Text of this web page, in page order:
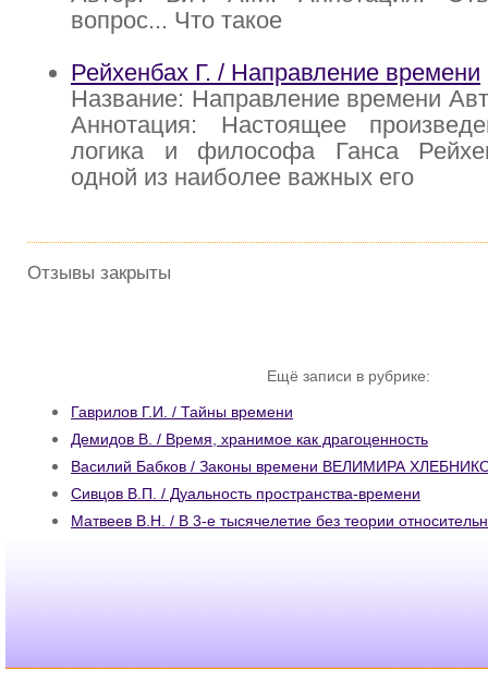
вопрос... Что такое
Рейхенбах Г. / Направление времени
Название: Направление времени
Аннотация: Настоящее
логика и философа Ганса
одной из наиболее важных его
Отзывы закрыты
Ещё записи в рубрике:
Гаврилов Г.И. / Тайны времени
Демидов В. / Время, хранимое как драгоценность
Василий Бабков / Законы времени ВЕЛИМИРА
Сивцов В.П. / Дуальность пространства-времени
Матвеев В.Н. / В 3-е тысячелетие без теории